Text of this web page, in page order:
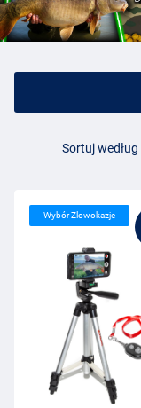
Sortuj według
Wybór Zlowokazje